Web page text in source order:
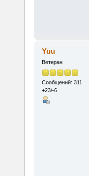
Yuu
Ветеран
Сообщений: 311
+23/-6